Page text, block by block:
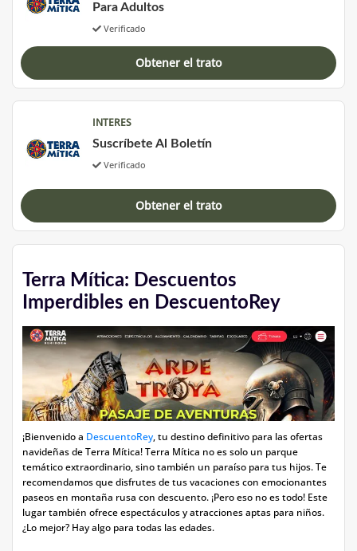
Para Adultos
Verificado
Obtener el trato
INTERES
Suscríbete Al Boletín
Verificado
Obtener el trato
Terra Mítica: Descuentos
Imperdibles en DescuentoRey
¡Bienvenido a DescuentoRey, tu destino definitivo para las ofertas
navideñas de Terra Mítica! Terra Mítica no es solo un parque
temático extraordinario, sino también un paraíso para tus hijos. Te
recomendamos que disfrutes de tus vacaciones con emocionantes
paseos en montaña rusa con descuento. ¡Pero eso no es todo! Este
lugar también ofrece espectáculos y atracciones aptas para niños.
¿Lo mejor? Hay algo para todas las edades.